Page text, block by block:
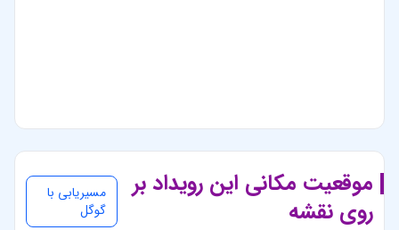
موقعیت مکانی این رویداد بر
روی نقشه
مسیریابی با
گوگل